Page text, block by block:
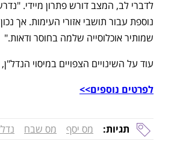
שמותיר אוכלוסייה שלמה בחוסר ודאות."
עוד על השינויים הצפויים במיסוי
לפרטים נוספים>>
תגיות: מס יסף מס שבח